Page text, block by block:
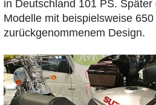
in Deutschland 101 PS.
Modelle mit beispielsweise
zurückgenommenem Design.